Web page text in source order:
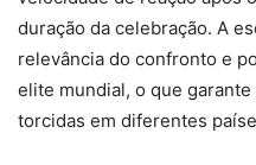
duração da celebração. A
relevância do confronto e
elite mundial, o que
torcidas em diferentes